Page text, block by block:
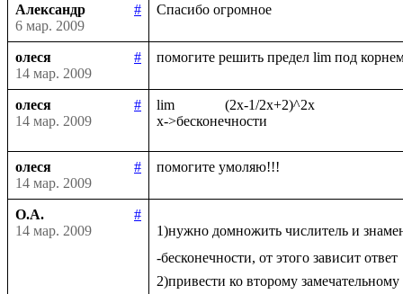
Александр
#
6 мар. 2009
олеся
#
14 мар. 2009
олеся
#
14 мар. 2009
lim              (2x-1/2x+2)^2x
олеся
#
14 мар. 2009
О.А.
#
14 мар. 2009
1)нужно домножить числитель и
-бесконечности, от этого зависит ответ
2)привести ко второму замечательному